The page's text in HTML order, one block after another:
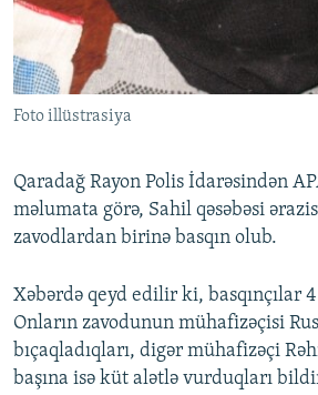
İNFOQRAFIKA
KARIKATURA
AZƏRBAYCAN ƏDƏBIYYATI KITABXANASI
İSLAM VƏ DEMOKRATIYA
MISSIYAMIZ
PEŞƏ ETIKASI VƏ JURNALISTIKA
BIZIMLƏ ƏLAQƏ
XƏBƏR BÜLLETENLƏRIMIZ
Foto illüstrasiya
Qaradağ Rayon Polis İdarəsindən
məlumata görə, Sahil qəsəbəsi
zavodlardan birinə basqın olub.
Xəbərdə qeyd edilir ki, basqınçılar
Onların zavodunun mühafizəçisi
bıçaqladıqları, digər mühafizəçi
başına isə küt alətlə vurduqları